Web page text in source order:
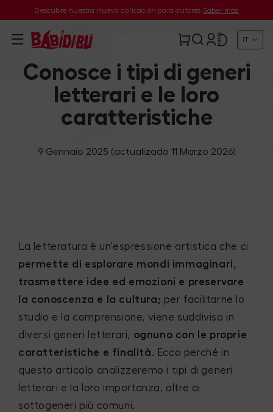
Descubre nuestra nueva aplicación para autores Saber más
Conosce i tipi di generi
letterari e le loro
caratteristiche
9 Gennaio 2025 (actualizado 11 Marzo 2026)
La letteratura è un’espressione artistica che ci
permette di esplorare mondi immaginari,
trasmettere idee ed emozioni e preservare
la conoscenza e la cultura; per facilitarne lo
studio e la comprensione, viene suddivisa in
diversi generi letterari, ognuno con le proprie
caratteristiche e finalità. Ecco perché in
questo articolo analizzeremo i tipi di generi
letterari e la loro importanza, oltre ai
sottogeneri più comuni.